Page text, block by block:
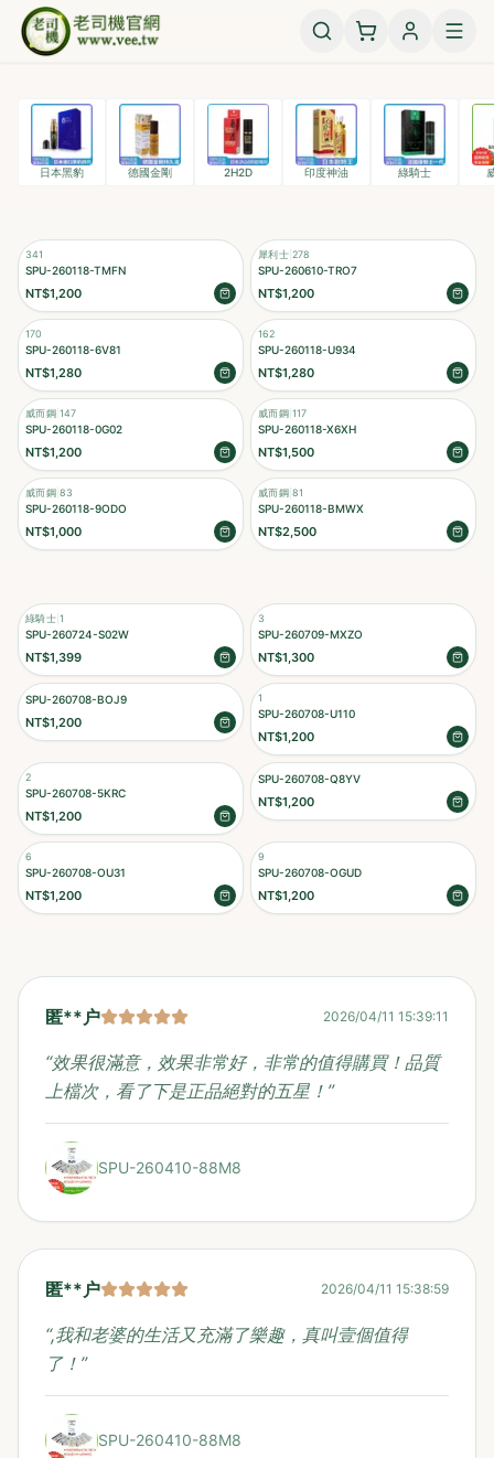
老司機後勤專賣官網
老司機成人用品專賣威而鋼、犀利士、必利勁、美國黑金、黃
日本黑豹 德國金剛 2H2D 印度神油 綠騎士
341
SPU-260118-TMFN
NT$1,200
犀利士 278
SPU-260610-TRO7
NT$1,200
170
SPU-260118-6V81
NT$1,280
162
SPU-260118-U934
NT$1,280
威而鋼 |147
SPU-260118-0G02
NT$1,200
威而鋼 |117
SPU-260118-X6XH
NT$1,500
威而鋼 |83
SPU-260118-9ODO
NT$1,000
威而鋼 |81
SPU-260118-BMWX
NT$2,500
綠騎士 |1
SPU-260724-S02W
NT$1,399
3
SPU-260709-MXZO
NT$1,300
SPU-260708-BOJ9
NT$1,200
1
SPU-260708-U110
NT$1,200
2
SPU-260708-5KRC
NT$1,200
SPU-260708-Q8YV
NT$1,200
6
SPU-260708-OU31
NT$1,200
9
SPU-260708-OGUD
NT$1,200
匿**户 2026/04/11 15:39:11
“效果很滿意，效果非常好，非常的值得購買！品質
上檔次，看了下是正品絕對的五星！ ”
SPU-260410-88M8
匿**户 2026/04/11 15:38:59
“,我和老婆的生活又充滿了樂趣，真叫壹個值得
了！ ”
SPU-260410-88M8